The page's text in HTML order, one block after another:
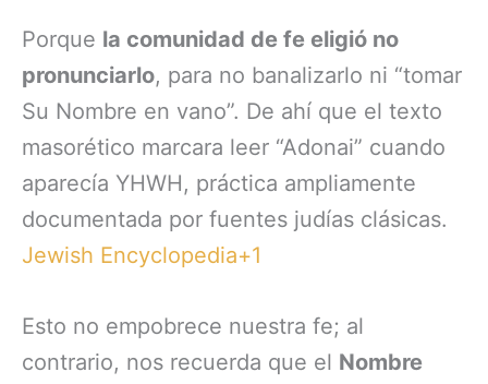
Porque la comunidad de fe eligió no
pronunciarlo, para no banalizarlo ni “tomar
Su Nombre en vano”. De ahí que el texto
masorético marcara leer “Adonai” cuando
aparecía YHWH, práctica ampliamente
documentada por fuentes judías clásicas.
Jewish Encyclopedia+1
Esto no empobrece nuestra fe; al
contrario, nos recuerda que el Nombre